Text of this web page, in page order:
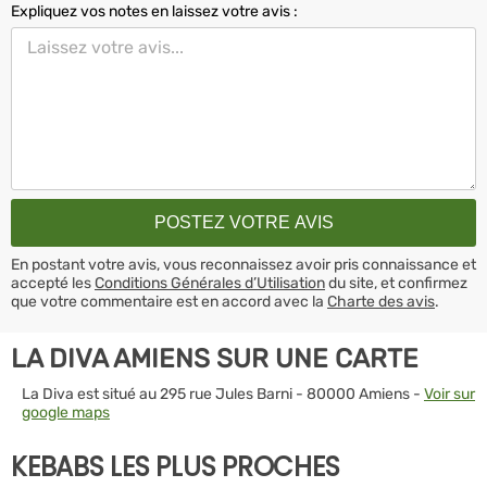
Expliquez vos notes en laissez votre avis :
En postant votre avis, vous reconnaissez avoir pris connaissance et
accepté lesConditions Générales d’Utilisationdu site, et confirmez
que votre commentaire est en accord avec la Charte des avis.
LA DIVA AMIENS SUR UNE CARTE
La Diva est situé au 295 rue Jules Barni - 80000 Amiens - Voir sur
google maps
KEBABS LES PLUS PROCHES